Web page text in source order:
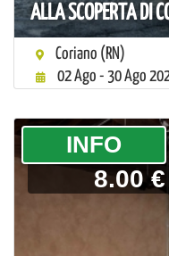
ALLA SCOPERTA DI
Coriano (RN)
02 Ago - 30 Ago
­INFO
8.00 €